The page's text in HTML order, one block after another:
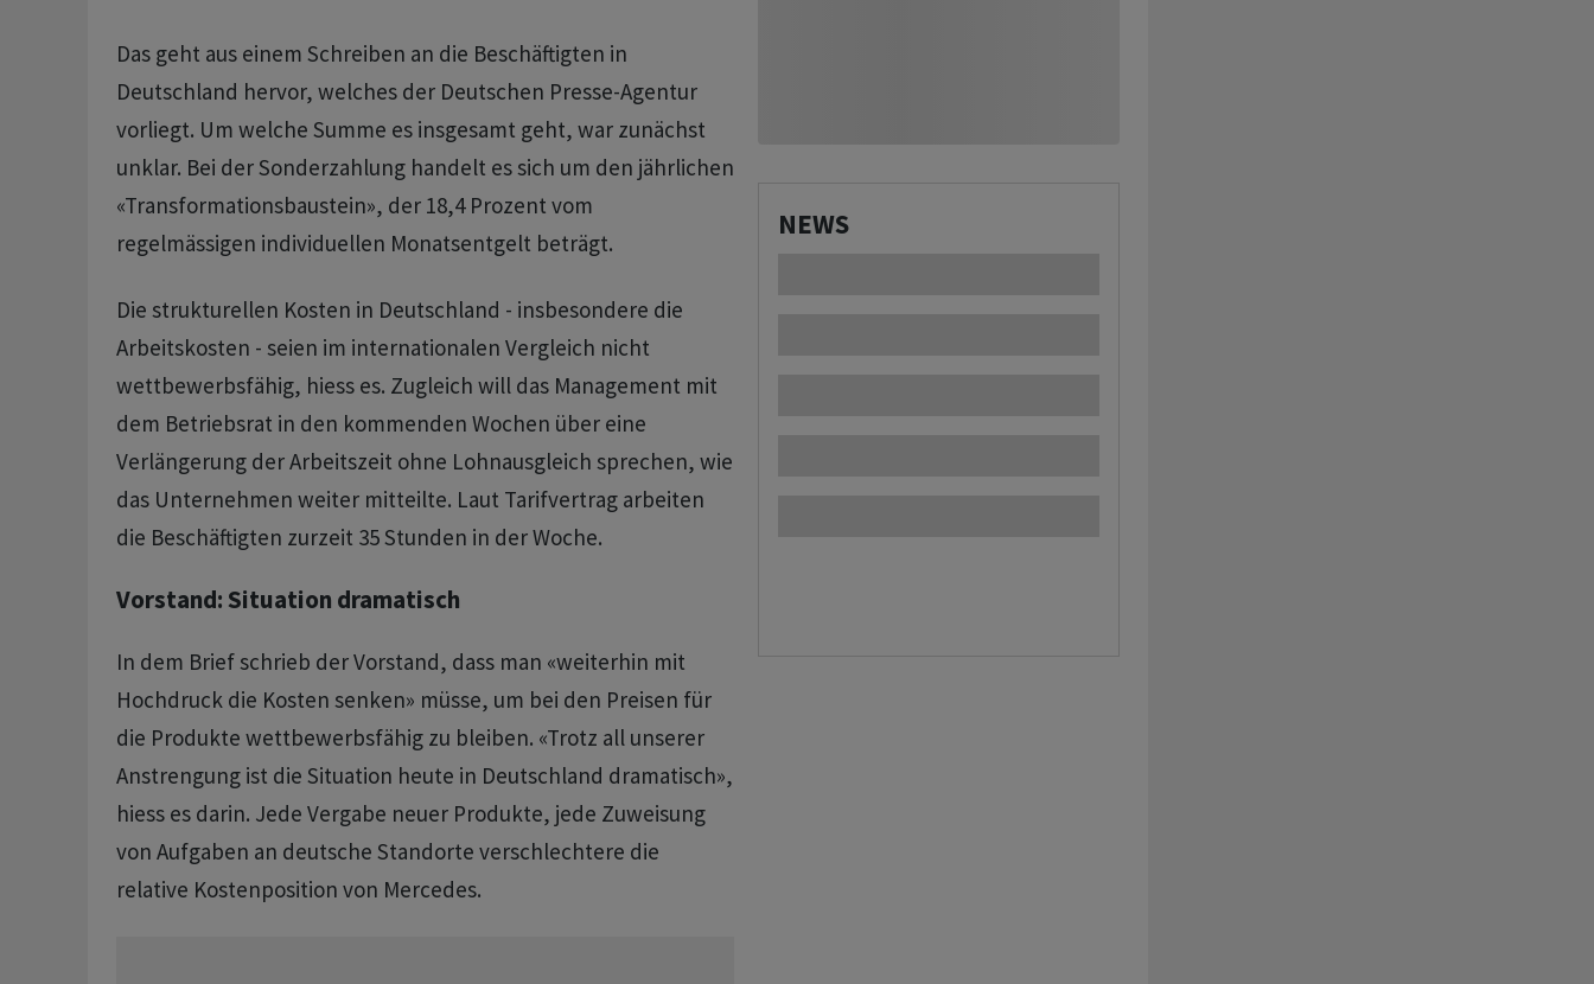
Das geht aus einem Schreiben an die Beschäftigten in
Deutschland hervor, welches der Deutschen Presse-Agentur
vorliegt. Um welche Summe es insgesamt geht, war zunächst
unklar. Bei der Sonderzahlung handelt es sich um den jährlichen
«Transformationsbaustein», der 18,4 Prozent vom
regelmässigen individuellen Monatsentgelt beträgt.
Die strukturellen Kosten in Deutschland - insbesondere die
Arbeitskosten - seien im internationalen Vergleich nicht
wettbewerbsfähig, hiess es. Zugleich will das Management mit
dem Betriebsrat in den kommenden Wochen über eine
Verlängerung der Arbeitszeit ohne Lohnausgleich sprechen, wie
das Unternehmen weiter mitteilte. Laut Tarifvertrag arbeiten
die Beschäftigten zurzeit 35 Stunden in der Woche.
Vorstand: Situation dramatisch
In dem Brief schrieb der Vorstand, dass man «weiterhin mit
Hochdruck die Kosten senken» müsse, um bei den Preisen für
die Produkte wettbewerbsfähig zu bleiben. «Trotz all unserer
Anstrengung ist die Situation heute in Deutschland dramatisch»,
hiess es darin. Jede Vergabe neuer Produkte, jede Zuweisung
von Aufgaben an deutsche Standorte verschlechtere die
relative Kostenposition von Mercedes.
NEWS